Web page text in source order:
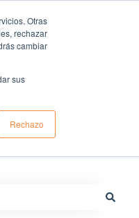
Otras
rechazar
cambiar
sus
Rechazo
de Renting Colombia